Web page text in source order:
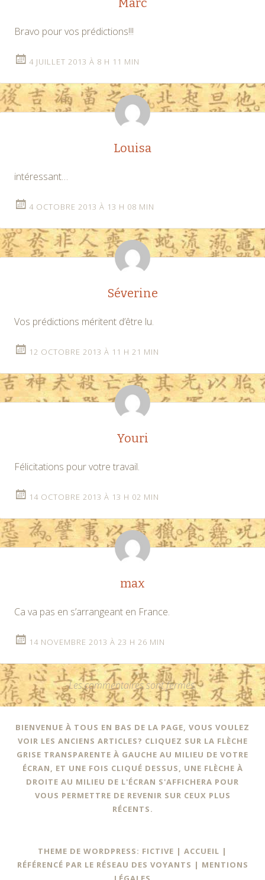
Bravo pour vos prédictions!!!
4 JUILLET 2013 À 8 H 11 MIN
Louisa
intéressant…
4 OCTOBRE 2013 À 13 H 08 MIN
Séverine
Vos prédictions méritent d’être lu.
12 OCTOBRE 2013 À 11 H 21 MIN
Youri
Félicitations pour votre travail.
14 OCTOBRE 2013 À 13 H 02 MIN
max
Ca va pas en s’arrangeant en France.
14 NOVEMBRE 2013 À 23 H 26 MIN
Les commentaires sont fermés.
BIENVENUE À TOUS EN BAS DE LA PAGE, VOUS VOULEZ
VOIR LES ANCIENS ARTICLES? CLIQUEZ SUR LA FLÈCHE
GRISE TRANSPARENTE À GAUCHE AU MILIEU DE VOTRE
ÉCRAN, ET UNE FOIS CLIQUÉ DESSUS, UNE FLÈCHE À
DROITE AU MILIEU DE L'ÉCRAN S'AFFICHERA POUR
VOUS PERMETTRE DE REVENIR SUR CEUX PLUS
RÉCENTS.
THEME DE WORDPRESS: FICTIVE | ACCUEIL |
RÉFÉRENCÉ PAR LE RÉSEAU DES VOYANTS | MENTIONS